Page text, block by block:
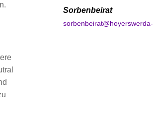
Sorbenbeirat